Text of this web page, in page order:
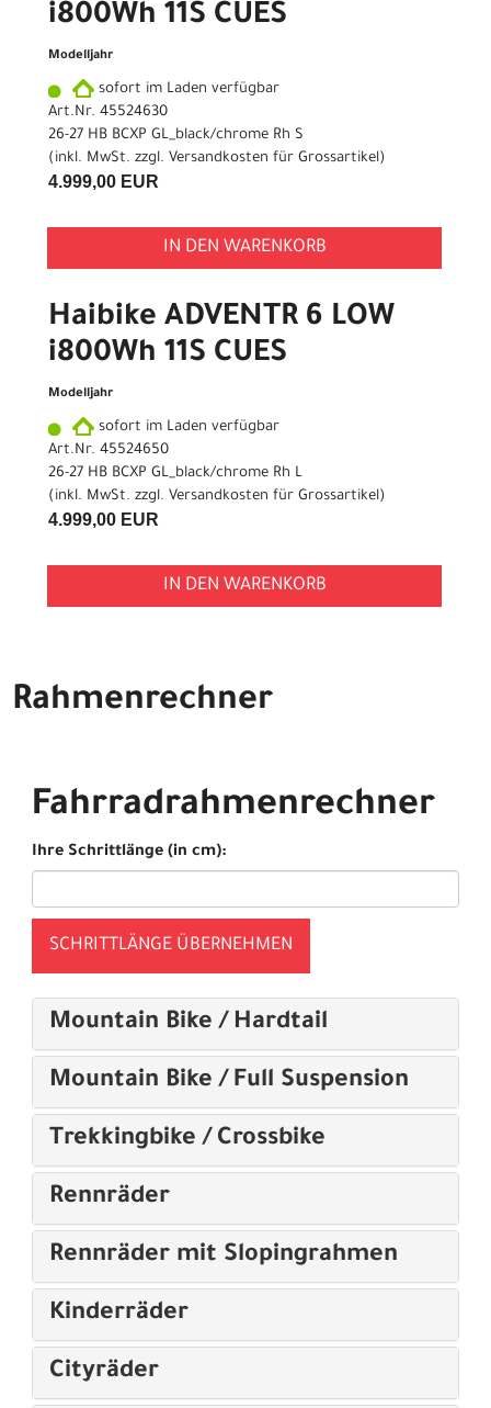
i800Wh 11S CUES
Modelljahr
sofort im Laden verfügbar
Art.Nr. 45524630
26-27 HB BCXP GL_black/chrome Rh S
(inkl. MwSt. zzgl. Versandkosten für Grossartikel)
4.999,00 EUR
IN DEN WARENKORB
Haibike ADVENTR 6 LOW
i800Wh 11S CUES
Modelljahr
sofort im Laden verfügbar
Art.Nr. 45524650
26-27 HB BCXP GL_black/chrome Rh L
(inkl. MwSt. zzgl. Versandkosten für Grossartikel)
4.999,00 EUR
IN DEN WARENKORB
Rahmenrechner
Fahrradrahmenrechner
Ihre Schrittlänge (in cm):
SCHRITTLÄNGE ÜBERNEHMEN
Mountain Bike / Hardtail
Mountain Bike / Full Suspension
Trekkingbike / Crossbike
Rennräder
Rennräder mit Slopingrahmen
Kinderräder
Cityräder